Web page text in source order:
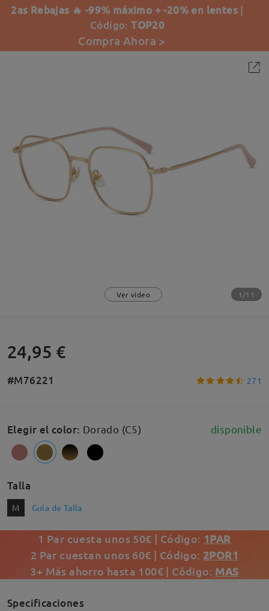
2as Rebajas 🔥 -99% máximo + -20% en lentes |
Código:TOP20
Compra Ahora >
Ver vídeo 1/11
24,95 €
#M76221 271
Elegir el color: Dorado (C5) disponible
Talla
M Guía de Talla
1 Par cuesta unos 50€ | Código: 1PAR
2 Par cuestan unos 60€ | Código: 2POR1
3+ Más ahorro hasta 100€ | Código: MAS
Specificaciones